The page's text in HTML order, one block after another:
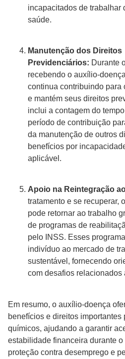
incapacitados de trabalhar
saúde.
Manutenção dos Direitos
Previdenciários: Durante
recebendo o auxílio-
continua contribuindo para
e mantém seus direitos
inclui a contagem do
período de contribuição
da manutenção de outros
benefícios por
aplicável.
Apoio na Reintegração
tratamento e se recuperar,
pode retornar ao trabalho
de programas de
pelo INSS. Esses
indivíduo ao mercado de
sustentável, fornecendo
com desafios relacionados
Em resumo, o auxílio-doença
benefícios e direitos importantes
químicos, ajudando a garantir
estabilidade financeira durante
proteção contra desemprego e